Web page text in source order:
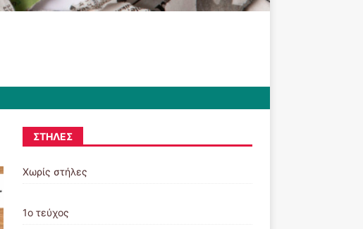
ΣΤΉΛΕΣ
Χωρίς στήλες
1ο τεύχος